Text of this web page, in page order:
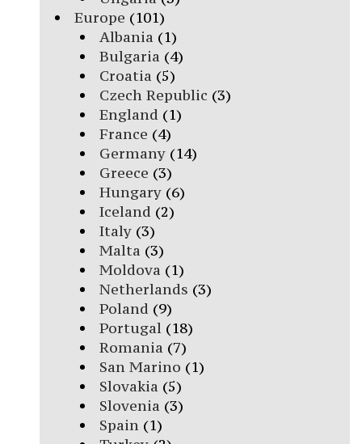
Europe (101)
Albania (1)
Bulgaria (4)
Croatia (5)
Czech Republic (3)
England (1)
France (4)
Germany(14)
Greece (3)
Hungary(6)
Iceland (2)
Italy(3)
Malta (3)
Moldova (1)
Netherlands (3)
Poland (9)
Portugal(18)
Romania (7)
San Marino (1)
Slovakia (5)
Slovenia (3)
Spain(1)